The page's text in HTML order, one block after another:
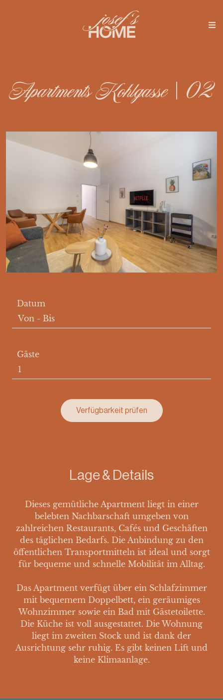
Apartments Kohlgasse | 02
Datum
Von - Bis
Gäste
Verfügbarkeit prüfen
Lage & Details
Dieses gemütliche Apartment liegt in einer
belebten Nachbarschaft umgeben von
zahlreichen Restaurants, Cafés und Geschäften
des täglichen Bedarfs. Die Anbindung zu den
öffentlichen Transportmitteln ist ideal und sorgt
für bequeme und schnelle Mobilität im Alltag.
Das Apartment verfügt über ein Schlafzimmer
mit bequemem Doppelbett, ein geräumiges
Wohnzimmer sowie ein Bad mit Gästetoilette.
Die Küche ist voll ausgestattet. Die Wohnung
liegt im zweiten Stock und ist dank der
Ausrichtung sehr ruhig. Es gibt keinen Lift und
keine Klimaanlage.